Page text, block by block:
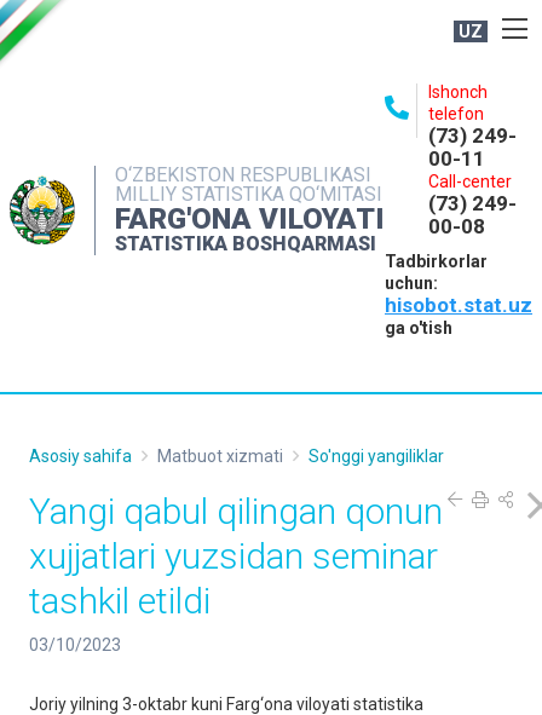
UZ
O‘ZBEKISTON RESPUBLIKASI
MILLIY STATISTIKA QO‘MITASI
FARG'ONA VILOYATI
STATISTIKA BOSHQARMASI
Ishonch
telefon
(73) 249-
00-11
Call-center
(73) 249-
00-08
Tadbirkorlar
uchun:
hisobot.stat.uz
ga o'tish
NASHRLAR
INTERAKTIV XIZMATLAR
MATBUOT XIZMATI
Asosiy sahifa Matbuot xizmati So'nggi yangiliklar
Yangi qabul qilingan qonun
xujjatlari yuzsidan seminar
tashkil etildi
03/10/2023
Joriy yilning 3-oktabr kuni Farg‘ona viloyati statistika